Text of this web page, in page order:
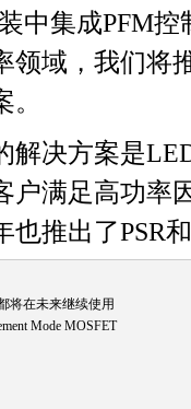
中集成PFM
领域，我们将
解决方案是
户满足高功率
推出了PSR
将在未来继续使用
Mode MOSFET